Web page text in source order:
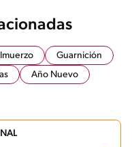
Guarnición
Año Nuevo